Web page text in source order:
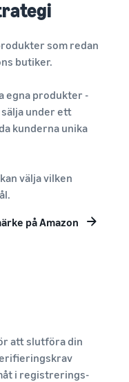
som redan
butiker.
egna produkter -
under ett
kunderna unika
välja vilken
på Amazon
att slutföra din
i registrerings-